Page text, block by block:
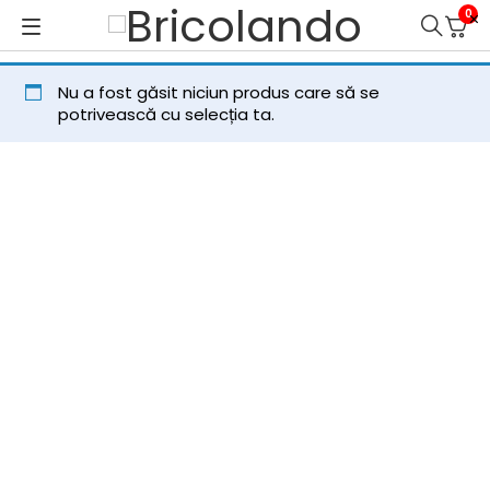
0
Nu a fost găsit niciun produs care să se
potrivească cu selecția ta.